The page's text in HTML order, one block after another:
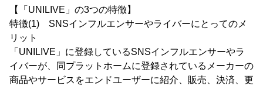
【「UNILIVE」の3つの特徴】
特徴(1) SNSインフルエンサーやライバーにとってのメ
リット
「UNILIVE」に登録しているSNSインフルエンサーやラ
イバーが、同プラットホームに登録されているメーカーの
商品やサービスをエンドユーザーに紹介、販売、決済、更